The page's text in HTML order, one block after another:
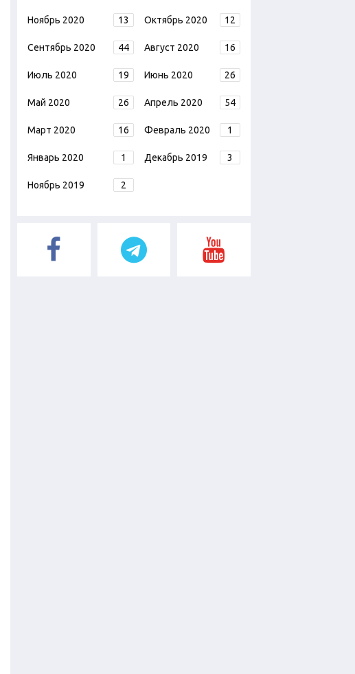
Ноябрь 2020 13 Октябрь 2020 12
Сентябрь 2020 44 Август 2020 16
Июль 2020 19 Июнь 2020 26
Май 2020 26 Апрель 2020 54
Март 2020 16 Февраль 2020 1
Январь 2020 1 Декабрь 2019 3
Ноябрь 2019 2